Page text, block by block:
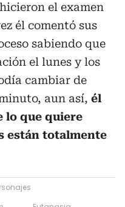
el examen
él comentó sus
sabiendo que
el lunes y los
cambiar de
aun así, él
lo que quiere
están totalmente